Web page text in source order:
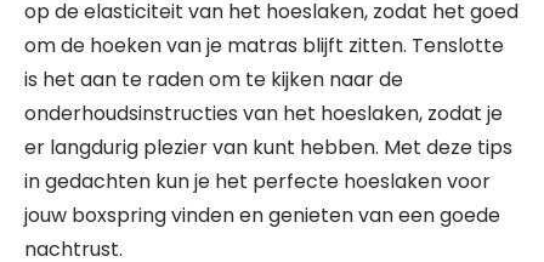
op de elasticiteit van het hoeslaken, zodat het goed
om de hoeken van je matras blijft zitten. Tenslotte
is het aan te raden om te kijken naar de
onderhoudsinstructies van het hoeslaken, zodat je
er langdurig plezier van kunt hebben. Met deze tips
in gedachten kun je het perfecte hoeslaken voor
jouw boxspring vinden en genieten van een goede
nachtrust.